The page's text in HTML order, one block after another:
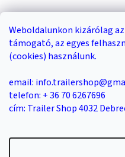
Weboldalunkon kizárólag
támogató, az egyes
(cookies) használunk.
email:
telefon: + 36 70 6267696
cím: Trailer Shop 4032